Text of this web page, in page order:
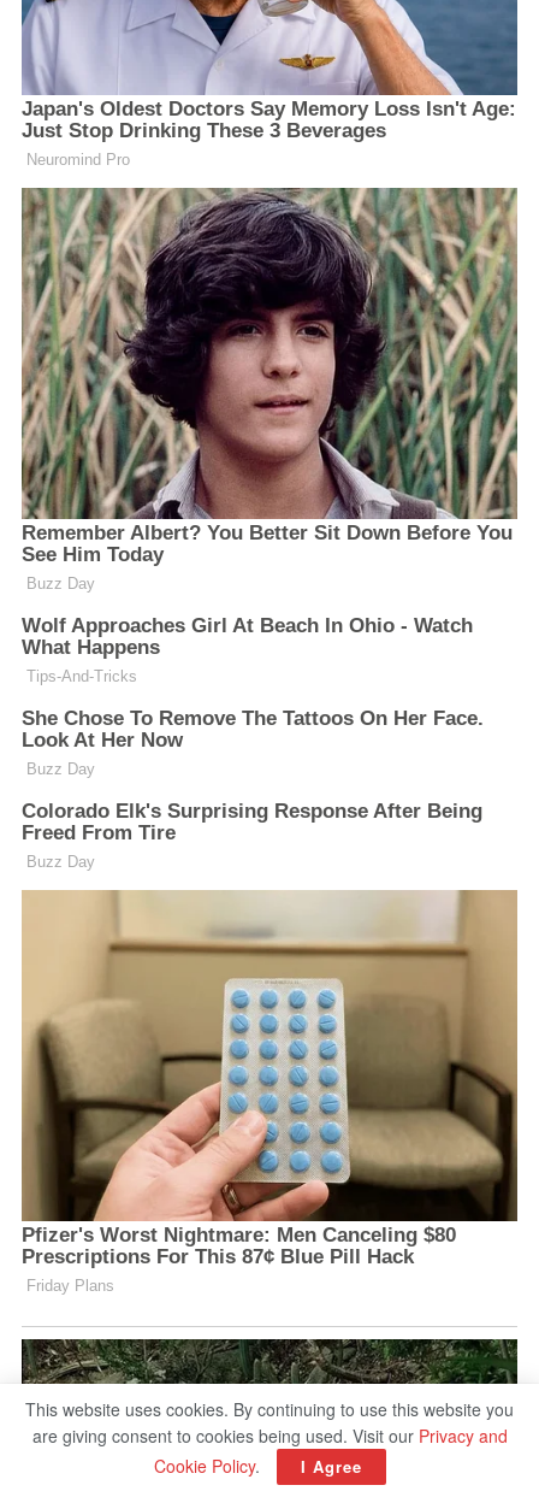
This website uses cookies. By continuing to use this website you
are giving consent to cookies being used. Visit our Privacy and
Cookie Policy. I Agree